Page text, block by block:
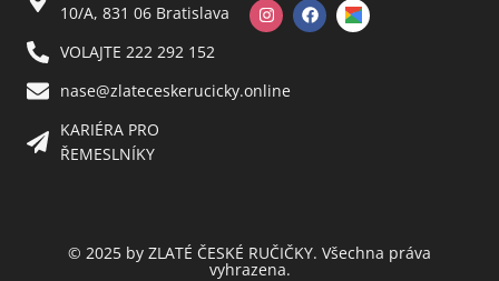
10/A, 831 06 Bratislava
VOLAJTE 222 292 152
nase@zlateceskerucicky.online
KARIÉRA PRO
ŘEMESLNÍKY
© 2025 by ZLATÉ ČESKÉ RUČIČKY. Všechna práva
vyhrazena.